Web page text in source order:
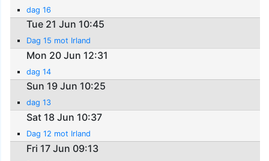
dag 16
Tue 21 Jun 10:45
Dag 15 mot Irland
Mon 20 Jun 12:31
dag 14
Sun 19 Jun 10:25
dag 13
Sat 18 Jun 10:37
Dag 12 mot Irland
Fri 17 Jun 09:13